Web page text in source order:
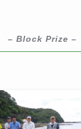
– Block Prize –